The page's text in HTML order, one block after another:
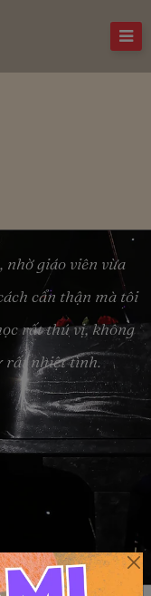
nhờ giáo viên vừa
cẩn thận mà tôi
rất thú vị, không
rất nhiệt tình.